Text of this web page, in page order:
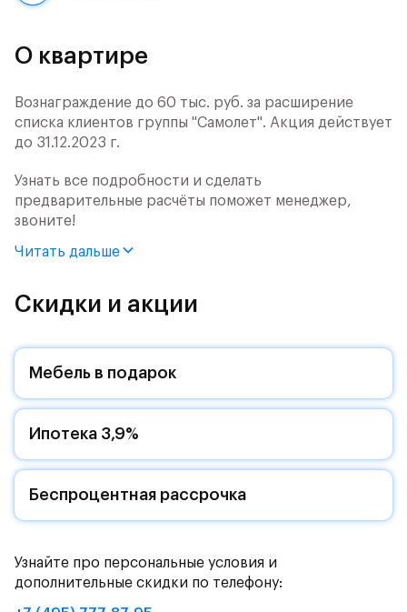
О квартире
Вознаграждение до 60 тыс. руб. за расширение
списка клиентов группы "Самолет". Акция действует
до 31.12.2023 г.
Узнать все подробности и сделать
предварительные расчёты поможет менеджер,
звоните!
Продается 3-комн. квартира с отделкой. Квартира
дома (Корпус 2.2, Секция 11) в ЖК «Пятницкие Луга»
от группы «Самолет».
Цена указана с учетом готовой отделки и кухни.
Жилой комплекс в городском округе
Солнечногорск, рядом с Захаринской поймой и
Митинским лесопарком.
Путь до МКАД на автомобиле займет - 15 минут по
Пятницкому шоссе: специально для жителей будет
обустроен собственный выезд на новую магистраль.
минут на автомобиле или полчаса на автобусе -
рядом с жилым комплексом есть остановки
общественного транспорта.
Читать дальше
Скидки и акции
Мебель в подарок
Ипотека 3,9%
Беспроцентная рассрочка
Узнайте про персональные условия и
дополнительные скидки по телефону: